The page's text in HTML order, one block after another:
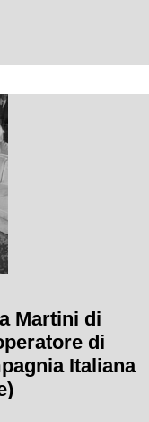
Martini di
di
Italiana